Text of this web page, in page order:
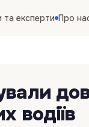
та експерти Про
водіїв